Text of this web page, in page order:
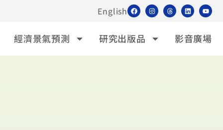
English
經濟景氣預測 研究出版品 影音廣場